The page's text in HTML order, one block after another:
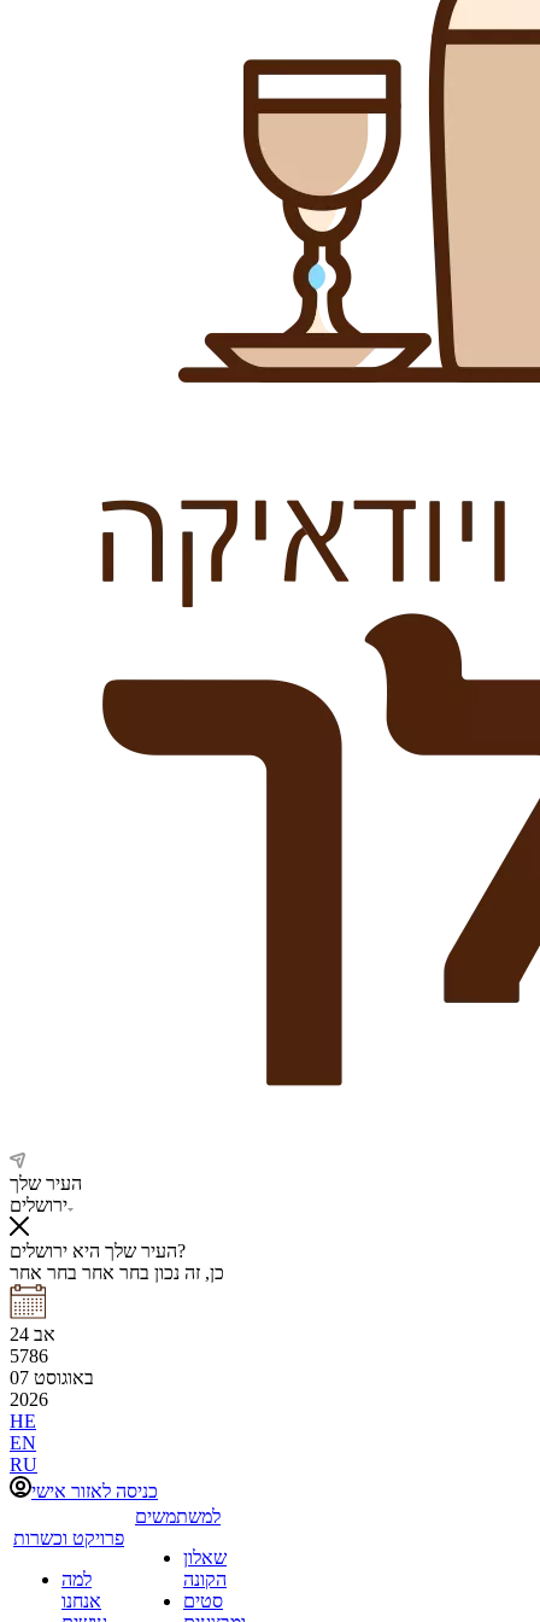
העיר שלך
ירושלים
העיר שלך היא ירושלים?
כן, זה נכון בחר אחר בחר אחר
24 אב
5786
07 באוגוסט
2026
HE
EN
RU
כניסה לאזור אישי
פרויקט וכשרות
למה
אנחנו
למשתמשים
שאלון
הקונה
סטים